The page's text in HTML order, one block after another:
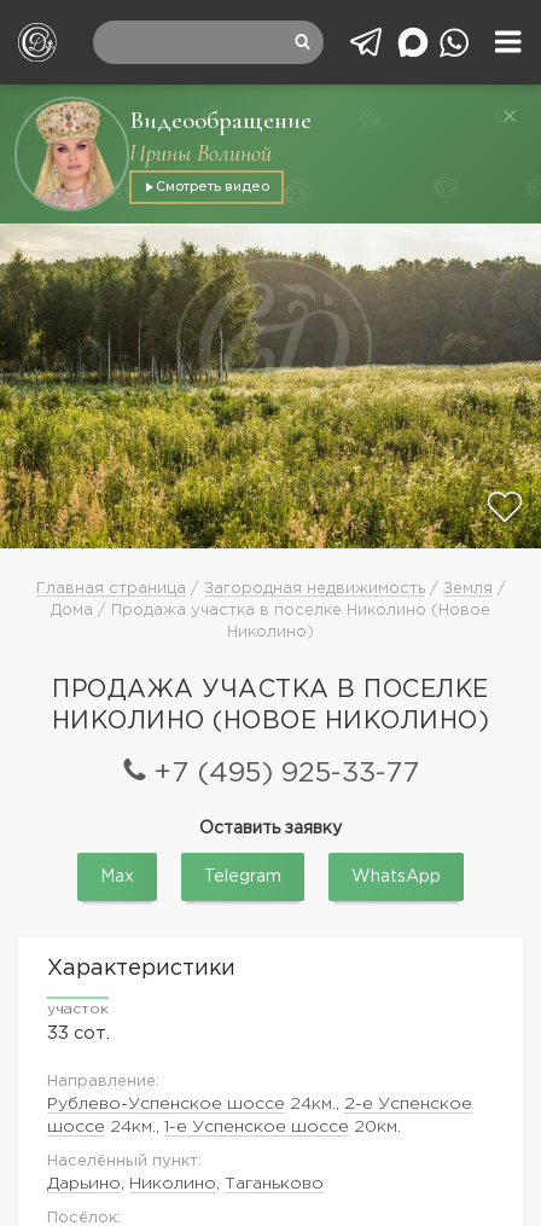
Видеообращение
Ирины Волиной
Смотреть видео
Главная страница / Загородная недвижимость/ Земля /
Дома / Продажа участка в поселке Николино (Новое
Николино)
ПРОДАЖА УЧАСТКА В ПОСЕЛКЕ
НИКОЛИНО (НОВОЕ НИКОЛИНО)
+7 (495) 925-33-77
Оставить заявку
Max Telegram WhatsApp
Характеристики
участок
33 сот.
Направление:
Рублево-Успенское шоссе 24км., 2-е Успенское
шоссе 24км., 1-е Успенское шоссе 20км.
Населённый пункт:
Дарьино Николино Таганьково
Посёлок: